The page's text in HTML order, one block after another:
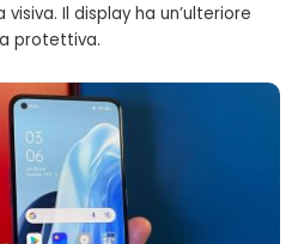
Il display ha un’ulteriore
protettiva.